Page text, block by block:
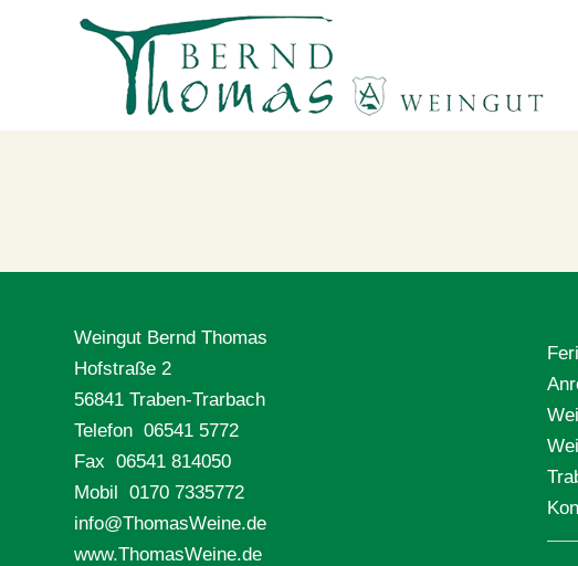
Weingut Bernd Thomas
Hofstraße 2
56841 Traben-Trarbach
Telefon 06541 5772
Fax 06541 814050
Mobil 0170 7335772
info@ThomasWeine.de
www.ThomasWeine.de